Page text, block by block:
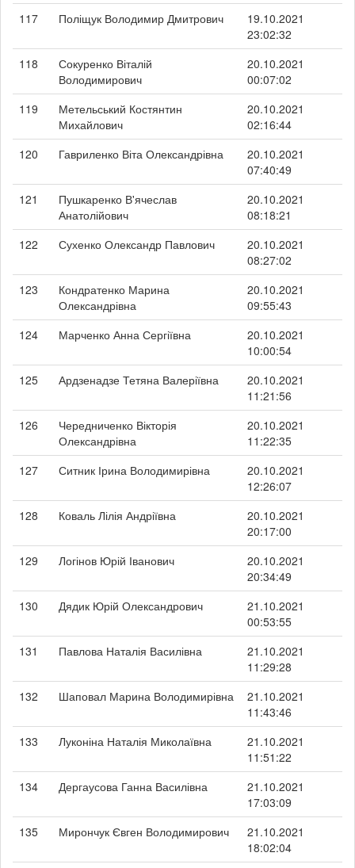
117
Поліщук Володимир Дмитрович
19.10.2021
23:02:32
118
Сокуренко Віталій
Володимирович
20.10.2021
00:07:02
119
Метельський Костянтин
Михайлович
20.10.2021
02:16:44
120
Гавриленко Віта Олександрівна
20.10.2021
07:40:49
121
Пушкаренко В'ячеслав
Анатолійович
20.10.2021
08:18:21
122
Сухенко Олександр Павлович
20.10.2021
08:27:02
123
Кондратенко Марина
Олександрівна
20.10.2021
09:55:43
124
Марченко Анна Сергіївна
20.10.2021
10:00:54
125
Ардзенадзе Тетяна Валеріївна
20.10.2021
11:21:56
126
Чередниченко Вікторія
Олександрівна
20.10.2021
11:22:35
127
Ситник Ірина Володимирівна
20.10.2021
12:26:07
128
Коваль Лілія Андріївна
20.10.2021
20:17:00
129
Логінов Юрій Іванович
20.10.2021
20:34:49
130
Дядик Юрій Олександрович
21.10.2021
00:53:55
131
Павлова Наталія Василівна
21.10.2021
11:29:28
132
Шаповал Марина Володимирівна
21.10.2021
11:43:46
133
Луконіна Наталія Миколаївна
21.10.2021
11:51:22
134
Дергаусова Ганна Василівна
21.10.2021
17:03:09
135
Мирончук Євген Володимирович
21.10.2021
18:02:04